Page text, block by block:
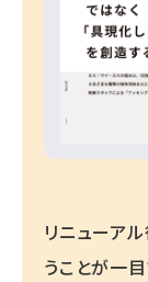
リニューア
うことが一